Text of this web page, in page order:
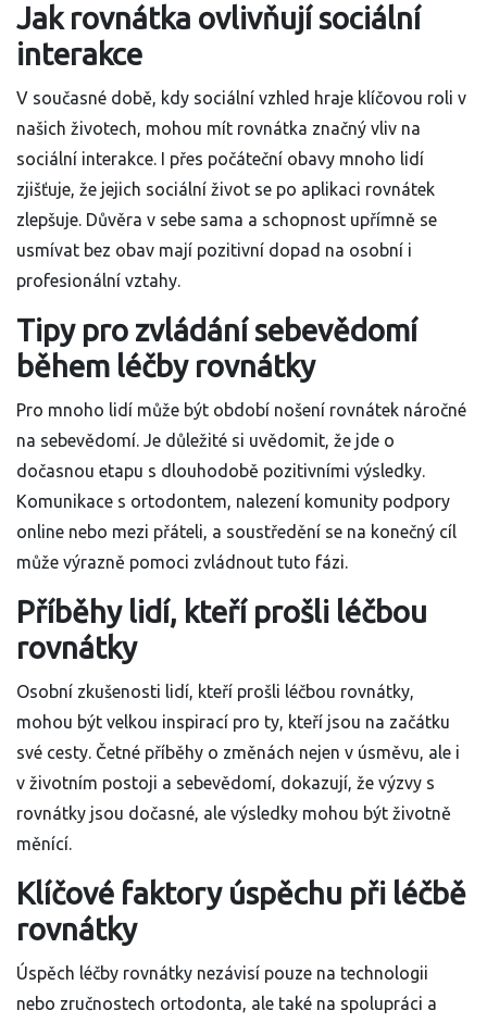
Jak rovnátka ovlivňují sociální
interakce
V současné době, kdy sociální vzhled hraje klíčovou roli v
našich životech, mohou mít rovnátka značný vliv na
sociální interakce. I přes počáteční obavy mnoho lidí
zjišťuje, že jejich sociální život se po aplikaci rovnátek
zlepšuje. Důvěra v sebe sama a schopnost upřímně se
usmívat bez obav mají pozitivní dopad na osobní i
profesionální vztahy.
Tipy pro zvládání sebevědomí
během léčby rovnátky
Pro mnoho lidí může být období nošení rovnátek náročné
na sebevědomí. Je důležité si uvědomit, že jde o
dočasnou etapu s dlouhodobě pozitivními výsledky.
Komunikace s ortodontem, nalezení komunity podpory
online nebo mezi přáteli, a soustředění se na konečný cíl
může výrazně pomoci zvládnout tuto fázi.
Příběhy lidí, kteří prošli léčbou
rovnátky
Osobní zkušenosti lidí, kteří prošli léčbou rovnátky,
mohou být velkou inspirací pro ty, kteří jsou na začátku
své cesty. Četné příběhy o změnách nejen v úsměvu, ale i
v životním postoji a sebevědomí, dokazují, že výzvy s
rovnátky jsou dočasné, ale výsledky mohou být životně
měnící.
Klíčové faktory úspěchu při léčbě
rovnátky
Úspěch léčby rovnátky nezávisí pouze na technologii
nebo zručnostech ortodonta, ale také na spolupráci a